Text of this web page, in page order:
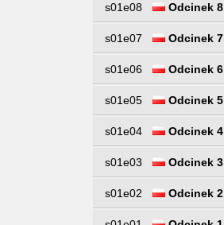
s01e08 Odcinek 8
s01e07 Odcinek 7
s01e06 Odcinek 6
s01e05 Odcinek 5
s01e04 Odcinek 4
s01e03 Odcinek 3
s01e02 Odcinek 2